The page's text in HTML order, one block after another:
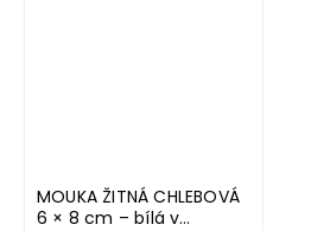
MOUKA ŽITNÁ CHLEBOVÁ
6 × 8 cm – bílá v